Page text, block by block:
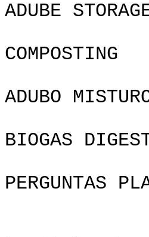
ADUBE
COMPOSTING
ADUBO
BIOGAS